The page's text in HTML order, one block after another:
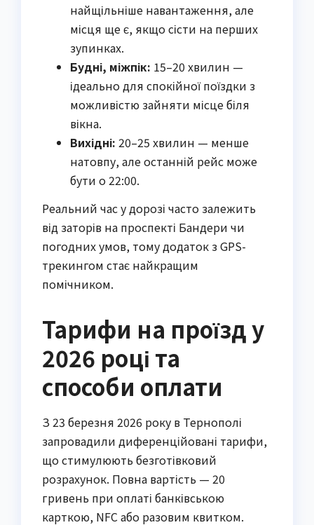
найщільніше навантаження, але
місця ще є, якщо сісти на перших
зупинках.
Будні, міжпік: 15–20 хвилин —
ідеально для спокійної поїздки з
можливістю зайняти місце біля
вікна.
Вихідні: 20–25 хвилин — менше
натовпу, але останній рейс може
бути о 22:00.
Реальний час у дорозі часто залежить
від заторів на проспекті Бандери чи
погодних умов, тому додаток з GPS-
трекингом стає найкращим
помічником.
Тарифи на проїзд у
2026 році та
способи оплати
З 23 березня 2026 року в Тернополі
запровадили диференційовані тарифи,
що стимулюють безготівковий
розрахунок. Повна вартість — 20
гривень при оплаті банківською
карткою, NFC або разовим квитком.